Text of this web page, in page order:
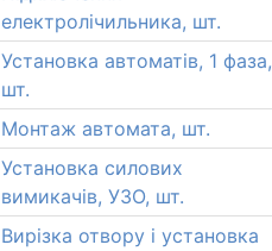
електролічильника, шт.
Установка автоматів, 1 фаза,
шт.
Монтаж автомата, шт.
Установка силових
вимикачів, УЗО, шт.
Вирізка отвору і установка